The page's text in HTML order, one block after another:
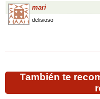
mari
delisioso
También te